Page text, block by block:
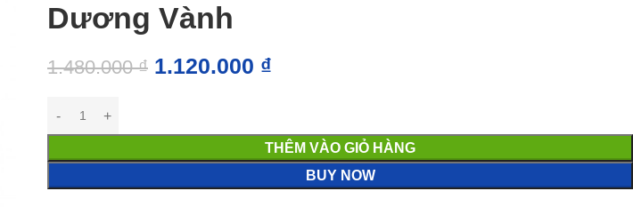
Dương Vành
1.480.000₫ 1.120.000 ₫
THÊM VÀO GIỎ HÀNG
BUY NOW